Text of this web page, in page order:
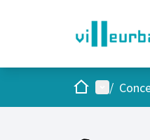
AccueilMenu
/